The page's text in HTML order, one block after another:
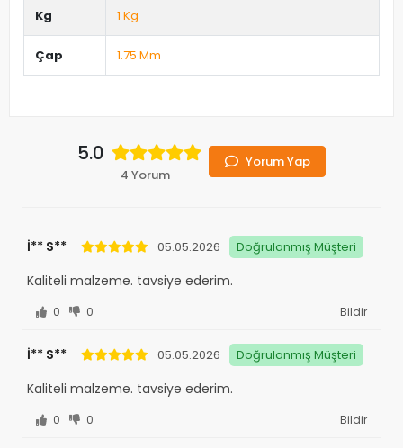
Kg 1 Kg
Çap 1.75 Mm
5.0
4 Yorum
Yorum Yap
İ** S** 05.05.2026 Doğrulanmış Müşteri
Kaliteli malzeme. tavsiye ederim.
0 0 Bildir
İ** S** 05.05.2026 Doğrulanmış Müşteri
Kaliteli malzeme. tavsiye ederim.
0 0 Bildir